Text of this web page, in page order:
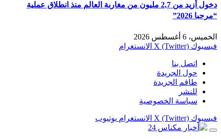
دخول أزيد من 2,7 مليون من مغاربة العالم منذ انطلاق عملية
“مرحبا 2026”
الخميس، 6 أغسطس 2026
فيسبوك X (Twitter) الانستغرام
اتصل بنا
حول الجريدة
طاقم الجريدة
للنشر
سياسة الخصوصية
فيسبوك X (Twitter) الانستغرام يوتيوب